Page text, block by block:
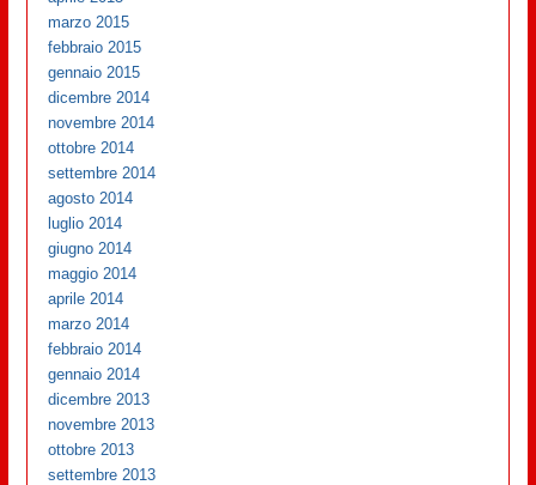
marzo 2015
febbraio 2015
gennaio 2015
dicembre 2014
novembre 2014
ottobre 2014
settembre 2014
agosto 2014
luglio 2014
giugno 2014
maggio 2014
aprile 2014
marzo 2014
febbraio 2014
gennaio 2014
dicembre 2013
novembre 2013
ottobre 2013
settembre 2013